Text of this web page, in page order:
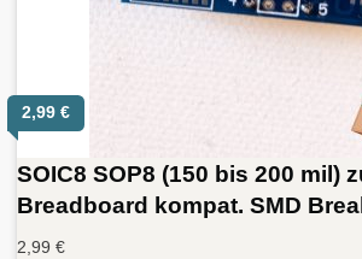
2,99 €
SOIC8 SOP8 (150 bis 200 mil)
Breadboard kompat. SMD
2,99 €